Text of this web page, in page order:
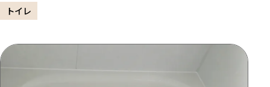
トイレ